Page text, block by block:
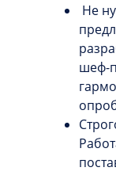
Не
шеф-